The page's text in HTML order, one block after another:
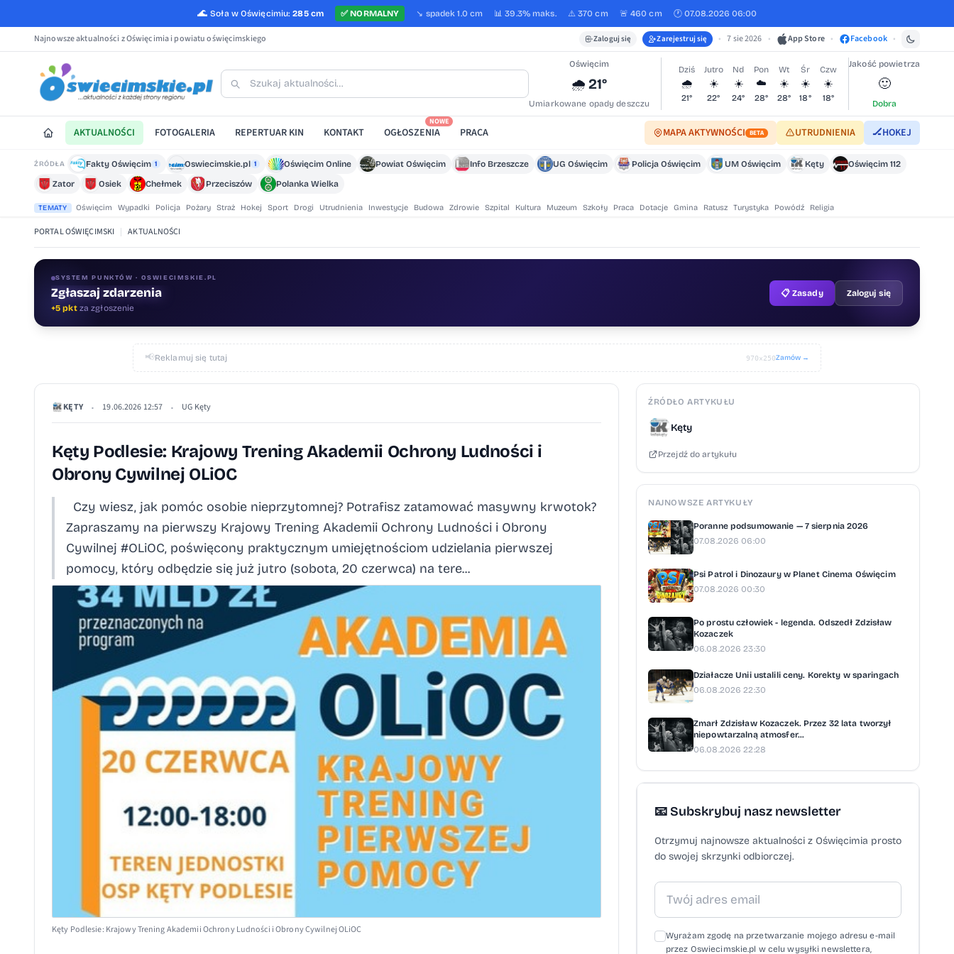
🌊 Soła w Oświęcimiu: 285 cm ✅NORMALNY ↘️ spadek 1.0 cm 📊 39.3% maks. ⚠️ 370 cm 🚨 460 cm 🕐 07.08.2026 06:00
Najnowsze aktualności z Oświęcimia i powiatu oświęcimskiego Zaloguj się Zarejestruj się • 7 sie 2026 • App Store • Facebook •
Oświęcim
🌧️ 21°
Umiarkowane opady deszczu
Dziś
🌧️
21°
Jutro
☀️
22°
Nd
☀️
24°
Pon
☁️
28°
Wt
☀️
28°
Śr
☀️
18°
Czw
☀️
18°
Jakość powietrza
🙂
Dobra
AKTUALNOŚCI FOTOGALERIA REPERTUAR KIN KONTAKT OGŁOSZENIA
NOWE
PRACA MAPA AKTYWNOŚCI BETA UTRUDNIENIA 🏒HOKEJ
ŹRÓDŁA Fakty Oświęcim 1 Oswiecimskie.pl 1 Oświęcim Online Powiat Oświęcim Info Brzeszcze UG Oświęcim Policja Oświęcim UM Oświęcim Kęty
Oświęcim 112
Zator
Osiek Chełmek Przeciszów Polanka Wielka
TEMATY Oświęcim Wypadki Policja Pożary Straż Hokej Sport Drogi Utrudnienia Inwestycje Budowa Zdrowie Szpital Kultura Muzeum Szkoły Praca Dotacje Gmina Ratusz Turystyka Powódź Religia
PORTAL OŚWIĘCIMSKI | AKTUALNOŚCI
SYSTEM PUNKTÓW · OSWIECIMSKIE.PL
Zgłaszaj zdarzenia
+5 pkt za zgłoszenie
📋 Zasady Zaloguj się
📢Reklamuj się tutaj 970×250Zamów →
KĘTY • 19.06.2026 12:57 • UG Kęty
Kęty Podlesie: Krajowy Trening Akademii Ochrony Ludności i
Obrony Cywilnej OLiOC
Czy wiesz, jak pomóc osobie nieprzytomnej? Potrafisz zatamować masywny krwotok?
Zapraszamy na pierwszy Krajowy Trening Akademii Ochrony Ludności i Obrony
Cywilnej #OLiOC, poświęcony praktycznym umiejętnościom udzielania pierwszej
pomocy, który odbędzie się już jutro (sobota, 20 czerwca) na tere...
Kęty Podlesie: Krajowy Trening Akademii Ochrony Ludności i Obrony Cywilnej OLiOC
ŹRÓDŁO ARTYKUŁU
Kęty
Przejdź do artykułu
NAJNOWSZE ARTYKUŁY
Poranne podsumowanie — 7 sierpnia 2026
07.08.2026 06:00
Psi Patrol i Dinozaury w Planet Cinema Oświęcim
07.08.2026 00:30
Po prostu człowiek - legenda. Odszedł Zdzisław
Kozaczek
06.08.2026 23:30
Działacze Unii ustalili ceny. Korekty w sparingach
06.08.2026 22:30
Zmarł Zdzisław Kozaczek. Przez 32 lata tworzył
niepowtarzalną atmosfer...
06.08.2026 22:28
📧 Subskrybuj nasz newsletter
Otrzymuj najnowsze aktualności z Oświęcimia prosto
do swojej skrzynki odbiorczej.
Wyrażam zgodę na przetwarzanie mojego adresu e-mail
przez Oswiecimskie.pl w celu wysyłki newslettera,